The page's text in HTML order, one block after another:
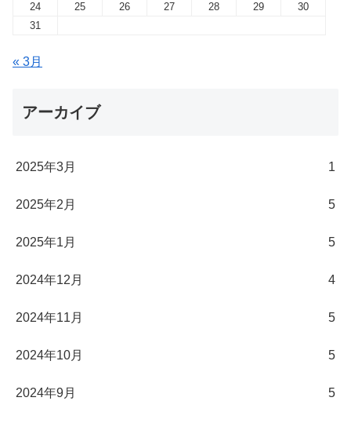
24
25 26 27 28 29
30
31
« 3月
アーカイブ
2025年3月 1
2025年2月 5
2025年1月 5
2024年12月 4
2024年11月 5
2024年10月 5
2024年9月 5